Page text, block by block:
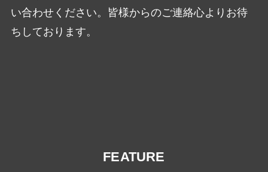
い合わせください。皆様からのご連絡心よりお待
ちしております。
FEATURE